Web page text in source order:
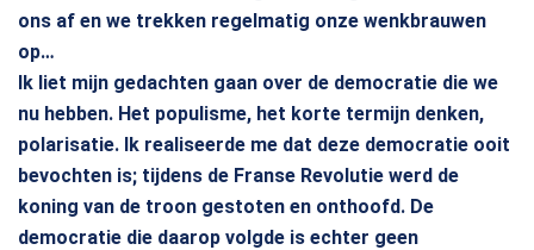
ons af en we trekken regelmatig onze wenkbrauwen
op…
Ik liet mijn gedachten gaan over de democratie die we
nu hebben. Het populisme, het korte termijn denken,
polarisatie. Ik realiseerde me dat deze democratie ooit
bevochten is; tijdens de Franse Revolutie werd de
koning van de troon gestoten en onthoofd. De
democratie die daarop volgde is echter geen